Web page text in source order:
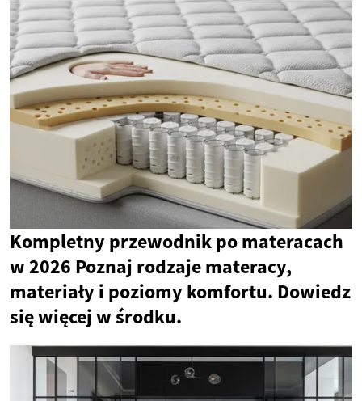
Kompletny przewodnik po materacach
w 2026 Poznaj rodzaje materacy,
materiały i poziomy komfortu. Dowiedz
się więcej w środku.